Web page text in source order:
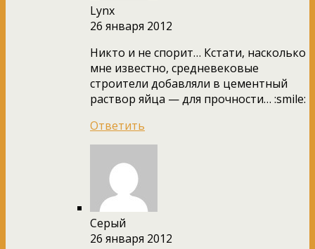
Lynx
26 января 2012
Никто и не спорит… Кстати, насколько
мне известно, средневековые
строители добавляли в цементный
раствор яйца — для прочности… :smile:
Ответить
Серый
26 января 2012